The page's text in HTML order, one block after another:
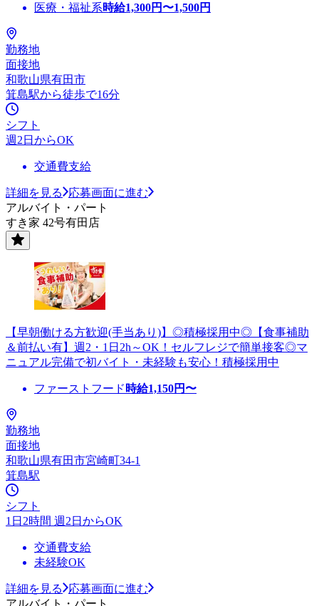
医療・福祉系時給1,300円〜1,500円
勤務地
面接地
和歌山県有田市
箕島駅から徒歩で16分
シフト
週2日からOK
交通費支給
詳細を見る
応募画面に進む
アルバイト・パート
すき家 42号有田店
【早朝働ける方歓迎(手当あり)】◎積極採用中◎【食事補助
＆前払い有】週2・1日2h～OK！セルフレジで簡単接客◎マ
ニュアル完備で初バイト・未経験も安心！積極採用中
ファーストフード 時給1,150円〜
勤務地
面接地
和歌山県有田市宮崎町34-1
箕島駅
シフト
1日2時間 週2日からOK
交通費支給
未経験OK
詳細を見る
応募画面に進む
アルバイト・パート